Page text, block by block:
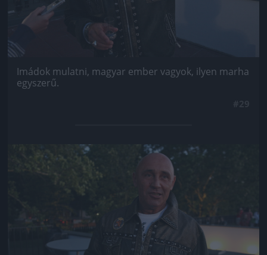
Imádok mulatni, magyar ember vagyok, ilyen marha
egyszerű.
Jön még kép!